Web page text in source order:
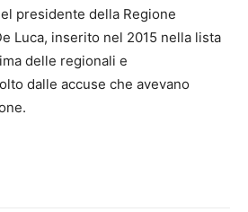
presidente della Regione
Luca, inserito nel 2015 nella lista
delle regionali e
dalle accuse che avevano